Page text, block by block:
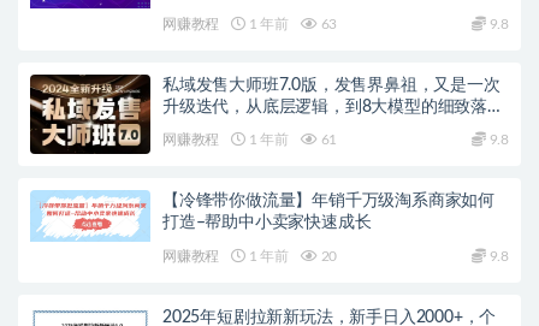
网赚教程 1 年前 63 9.8
私域发售大师班7.0版，发售界鼻祖，又是一次
升级迭代，从底层逻辑，到8大模型的细致落地
网赚教程 1 年前 61 9.8
【冷锋带你做流量】年销千万级淘系商家如何
打造–帮助中小卖家快速成长
网赚教程 1 年前 20 9.8
2025年短剧拉新新玩法，新手日入2000+，个